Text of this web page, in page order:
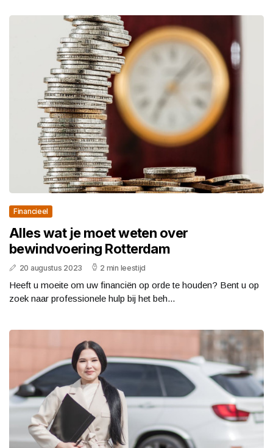
Financieel
Alles wat je moet weten over
bewindvoering Rotterdam
20 augustus 2023 2 min leestijd
Heeft u moeite om uw financiën op orde te houden? Bent u op
zoek naar professionele hulp bij het beh...